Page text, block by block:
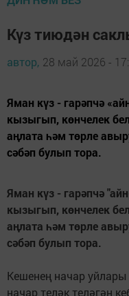
Күз тиюдән
автор, 28 май 2026 -
Яман күз - гарәпчә
кызыгып, көнчелек
аңлата һәм төрле
сәбәп булып тора.
Яман күз - гарәпчә
кызыгып, көнчелек
аңлата һәм төрле
сәбәп булып тора.
Кешенең начар
начар теләк теләгән